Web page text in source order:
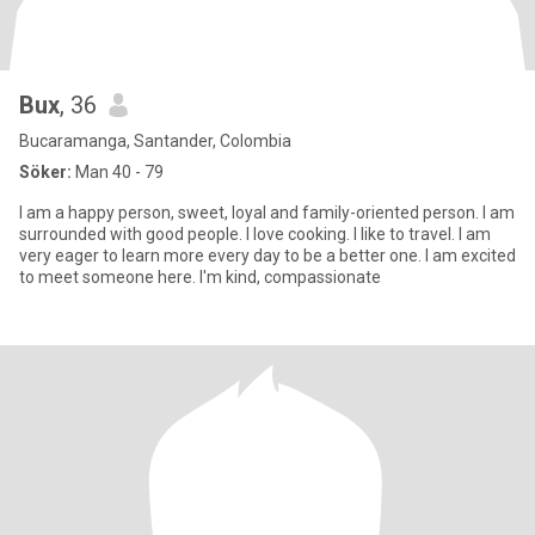
Bux, 36
Bucaramanga, Santander, Colombia
Söker: Man 40 - 79
I am a happy person, sweet, loyal and family-oriented person. I am
surrounded with good people. I love cooking. I like to travel. I am
very eager to learn more every day to be a better one. I am excited
to meet someone here. I'm kind, compassionate